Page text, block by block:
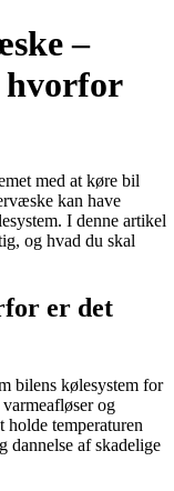
–
hvorfor
med at køre bil
kan have
I denne artikel
og hvad du skal
er det
bilens kølesystem for
og
temperaturen
dannelse af skadelige